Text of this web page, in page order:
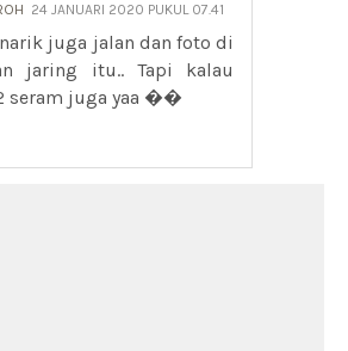
24 JANUARI 2020 PUKUL 07.41
juga jalan dan foto di
jaring itu.. Tapi kalau
seram juga yaa ��